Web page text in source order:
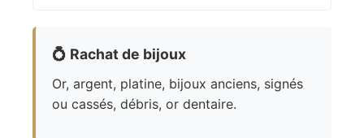
💍 Rachat de bijoux
Or, argent, platine, bijoux anciens, signés
ou cassés, débris, or dentaire.